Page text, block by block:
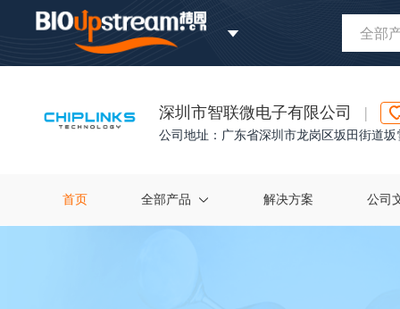
全部
深圳市智联微电子有限公司 |
公司地址：广东省深圳市龙岗区坂田街道坂
首页 全部产品 解决方案 公司